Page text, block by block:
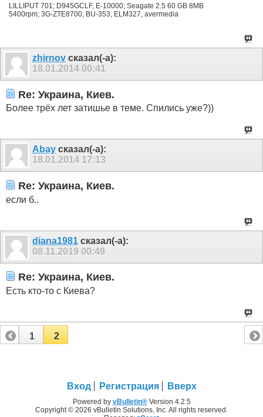
LILLIPUT 701; D945GCLF, E-10000; Seagate 2.5 60 GB 8MB
5400rpm; 3G-ZTE8700, BU-353, ELM327, avermedia
zhirnov сказал(-а):
18.01.2014 00:41
Re: Украина, Киев.
Более трёх лет затишье в теме. Спились уже?))
Abay сказал(-а):
18.01.2014 17:13
Re: Украина, Киев.
если б..
diana1981 сказал(-а):
08.11.2019 00:49
Re: Украина, Киев.
Есть кто-то с Киева?
1 2
Вход Регистрация Вверх
Powered by vBulletin®Version 4.2.5
Copyright © 2026 vBulletin Solutions, Inc. All rights reserved.